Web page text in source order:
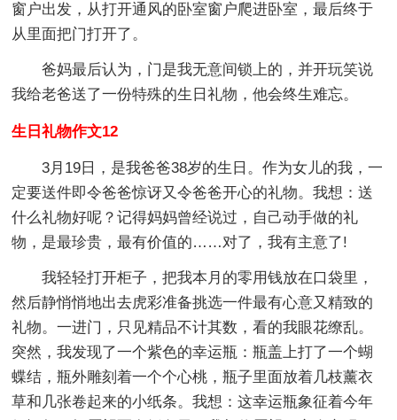
窗户出发，从打开通风的卧室窗户爬进卧室，最后终于
从里面把门打开了。
爸妈最后认为，门是我无意间锁上的，并开玩笑说
我给老爸送了一份特殊的生日礼物，他会终生难忘。
生日礼物作文12
3月19日，是我爸爸38岁的生日。作为女儿的我，一
定要送件即令爸爸惊讶又令爸爸开心的礼物。我想：送
什么礼物好呢？记得妈妈曾经说过，自己动手做的礼
物，是最珍贵，最有价值的……对了，我有主意了!
我轻轻打开柜子，把我本月的零用钱放在口袋里，
然后静悄悄地出去虎彩准备挑选一件最有心意又精致的
礼物。一进门，只见精品不计其数，看的我眼花缭乱。
突然，我发现了一个紫色的幸运瓶：瓶盖上打了一个蝴
蝶结，瓶外雕刻着一个个心桃，瓶子里面放着几枝薰衣
草和几张卷起来的小纸条。我想：这幸运瓶象征着今年